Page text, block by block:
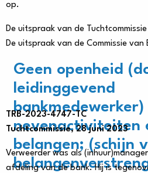
op.
De uitspraak van de
De uitspraak van de Commissie van
Geen openheid
leidinggevend
nevenactiviteiten
belangen; (schijn
TRB-2023-4747-TC
Tuchtcommissie, 28 juni 2023
Verweerder was als
afdeling van de bank. Hij is